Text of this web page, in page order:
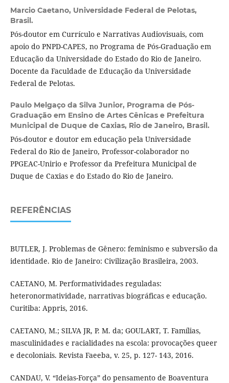
Marcio Caetano, Universidade Federal de Pelotas,
Brasil.
Pós-doutor em Currículo e Narrativas Audiovisuais, com
apoio do PNPD-CAPES, no Programa de Pós-Graduação em
Educação da Universidade do Estado do Rio de Janeiro.
Docente da Faculdade de Educação da Universidade
Federal de Pelotas.
Paulo Melgaço da Silva Junior, Programa de Pós-
Graduação em Ensino de Artes Cênicas e Prefeitura
Municipal de Duque de Caxias, Rio de Janeiro, Brasil.
Pós-doutor e doutor em educação pela Universidade
Federal do Rio de Janeiro, Professor-colaborador no
PPGEAC-Unirio e Professor da Prefeitura Municipal de
Duque de Caxias e do Estado do Rio de Janeiro.
REFERÊNCIAS
BUTLER, J. Problemas de Gênero: feminismo e subversão da
identidade. Rio de Janeiro: Civilização Brasileira, 2003.
CAETANO, M. Performatividades reguladas:
heteronormatividade, narrativas biográficas e educação.
Curitiba: Appris, 2016.
CAETANO, M.; SILVA JR, P. M. da; GOULART, T. Famílias,
masculinidades e racialidades na escola: provocações queer
e decoloniais. Revista Faeeba, v. 25, p. 127- 143, 2016.
CANDAU, V. “Ideias-Força” do pensamento de Boaventura